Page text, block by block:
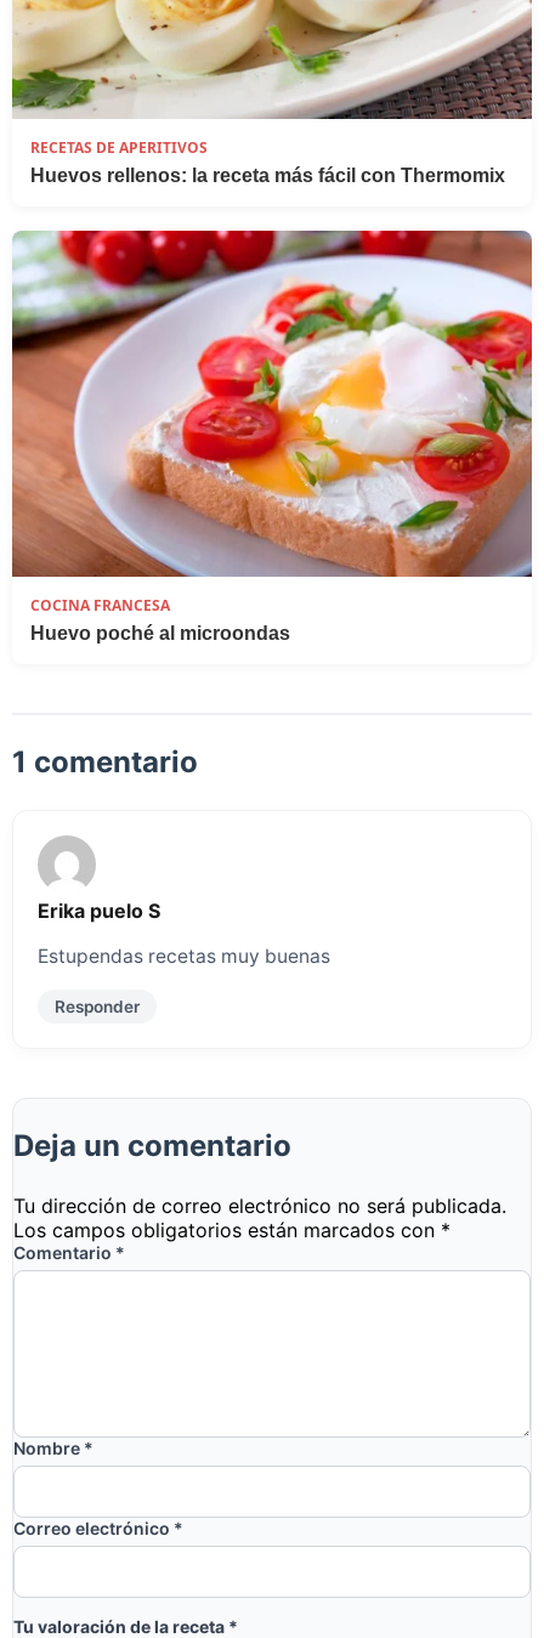
RECETAS DE APERITIVOS
Huevos rellenos: la receta más fácil con Thermomix
COCINA FRANCESA
Huevo poché al microondas
1 comentario
Erika puelo S
Estupendas recetas muy buenas
Responder
Deja un comentario
Tu dirección de correo electrónico no será publicada.
Los campos obligatorios están marcados con *
Comentario *
Nombre *
Correo electrónico *
Tu valoración de la receta *